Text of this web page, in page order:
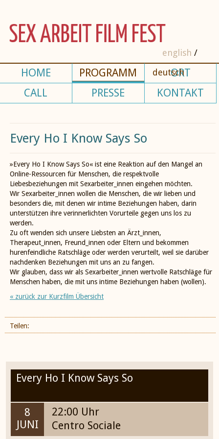
HOME PROGRAMM
ORT
CALL
PRESSE KONTAKT
english
deutsch
Every Ho I Know Says So
»Every Ho I Know Says So« ist eine Reaktion auf den Mangel an
Online-Ressourcen für Menschen, die respektvolle
Liebesbeziehungen mit Sexarbeiter_innen eingehen möchten.
Wir Sexarbeiter_innen wollen die Menschen, die wir lieben und
besonders die, mit denen wir intime Beziehungen haben, darin
unterstützen ihre verinnerlichten Vorurteile gegen uns los zu
werden.
Zu oft wenden sich unsere Liebsten an Ärzt_innen,
Therapeut_innen, Freund_innen oder Eltern und bekommen
hurenfeindliche Ratschläge oder werden verurteilt, weil sie darüber
nachdenken Beziehungen mit uns an zu fangen.
Wir glauben, dass wir als Sexarbeiter_innen wertvolle Ratschläge für
Menschen haben, die mit uns intime Beziehungen haben (wollen).
« zurück zur Kurzfilm Übersicht
Teilen:
Every Ho I Know Says So
8
JUNI
22:00 Uhr
Centro Sociale